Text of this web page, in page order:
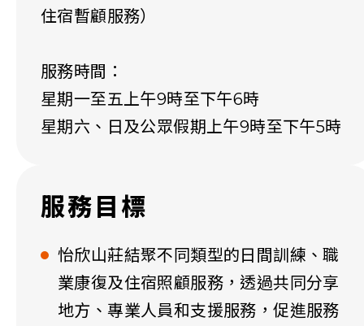
住宿暫顧服務）
服務時間：
星期一至五上午9時至下午6時
星期六、日及公眾假期上午9時至下午5時
服務目標
怡欣山莊結聚不同類型的日間訓練、職
業康復及住宿照顧服務，透過共同分享
地方、專業人員和支援服務，促進服務